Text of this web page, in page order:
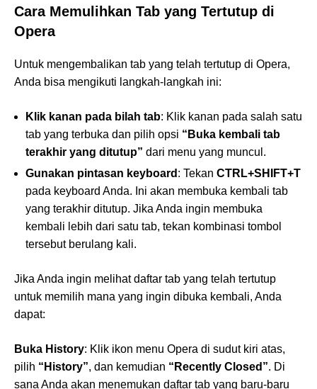
Cara Memulihkan Tab yang Tertutup di
Opera
Untuk mengembalikan tab yang telah tertutup di Opera,
Anda bisa mengikuti langkah-langkah ini:
Klik kanan pada bilah tab: Klik kanan pada salah satu
tab yang terbuka dan pilih opsi “Buka kembali tab
terakhir yang ditutup” dari menu yang muncul.
Gunakan pintasan keyboard : Tekan CTRL+SHIFT+T
pada keyboard Anda. Ini akan membuka kembali tab
yang terakhir ditutup. Jika Anda ingin membuka
kembali lebih dari satu tab, tekan kombinasi tombol
tersebut berulang kali.
Jika Anda ingin melihat daftar tab yang telah tertutup
untuk memilih mana yang ingin dibuka kembali, Anda
dapat:
Buka History: Klik ikon menu Opera di sudut kiri atas,
pilih “History”, dan kemudian “Recently Closed”. Di
sana Anda akan menemukan daftar tab yang baru-baru